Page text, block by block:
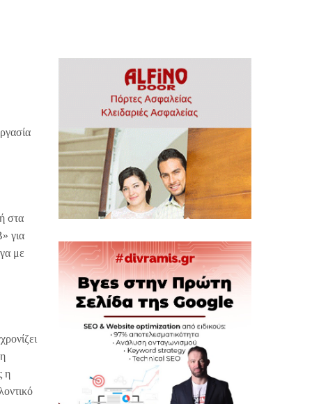
στα
για
με
η